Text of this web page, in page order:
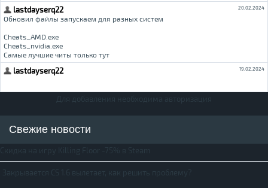
Свежие новости